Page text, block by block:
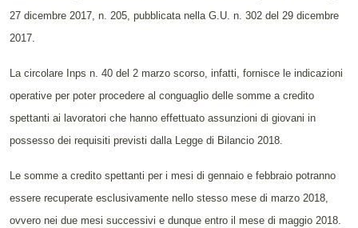
27 dicembre 2017, n. 205, pubblicata nella G.U. n. 302 del 29 dicembre
2017.
La circolare Inps n. 40 del 2 marzo scorso, infatti, fornisce le indicazioni
operative per poter procedere al conguaglio delle somme a credito
spettanti ai lavoratori che hanno effettuato assunzioni di giovani in
possesso dei requisiti previsti dalla Legge di Bilancio 2018.
Le somme a credito spettanti per i mesi di gennaio e febbraio potranno
essere recuperate esclusivamente nello stesso mese di marzo 2018,
ovvero nei due mesi successivi e dunque entro il mese di maggio 2018.